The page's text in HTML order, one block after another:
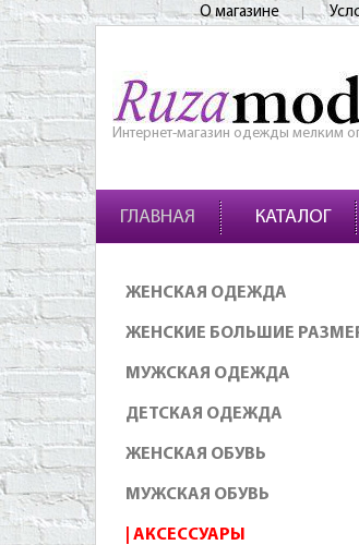
О магазине
Интернет-магазин одежды мелким
ГЛАВНАЯ КАТАЛОГ
ЖЕНСКАЯ ОДЕЖДА
ЖЕНСКИЕ БОЛЬШИЕ
МУЖСКАЯ ОДЕЖДА
ДЕТСКАЯ ОДЕЖДА
ЖЕНСКАЯ ОБУВЬ
МУЖСКАЯ ОБУВЬ
АКСЕССУАРЫ